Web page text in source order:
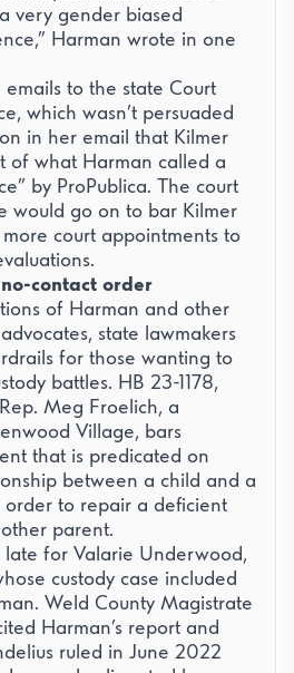
very gender biased
Harman wrote in one
to the state Court
which wasn’t persuaded
in her email that Kilmer
of what Harman called a
by ProPublica. The court
would go on to bar Kilmer
court appointments to
contact order
of Harman and other
state lawmakers
for those wanting to
battles. HB 23-1178,
Meg Froelich, a
Village, bars
that is predicated on
between a child and a
to repair a deficient
parent.
for Valarie Underwood,
custody case included
Weld County Magistrate
Harman’s report and
ruled in June 2022